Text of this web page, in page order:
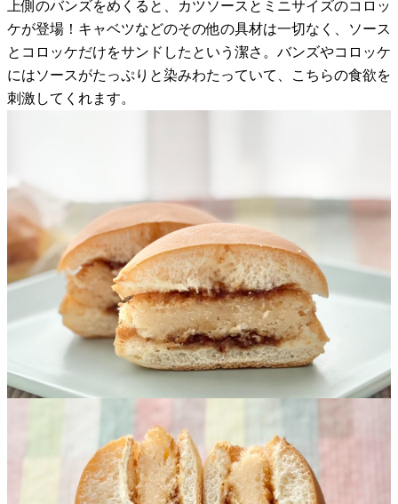
上側のバンズをめくると、カツソースとミニサイズのコロッ
ケが登場！キャベツなどのその他の具材は一切なく、ソース
とコロッケだけをサンドしたという潔さ。バンズやコロッケ
にはソースがたっぷりと染みわたっていて、こちらの食欲を
刺激してくれます。